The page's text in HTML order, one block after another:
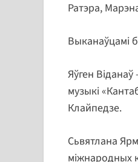
Ратэра,
Выканаўцамі
Яўген
музыкі
Клайпедзе.
Сьвятлана
міжнародных